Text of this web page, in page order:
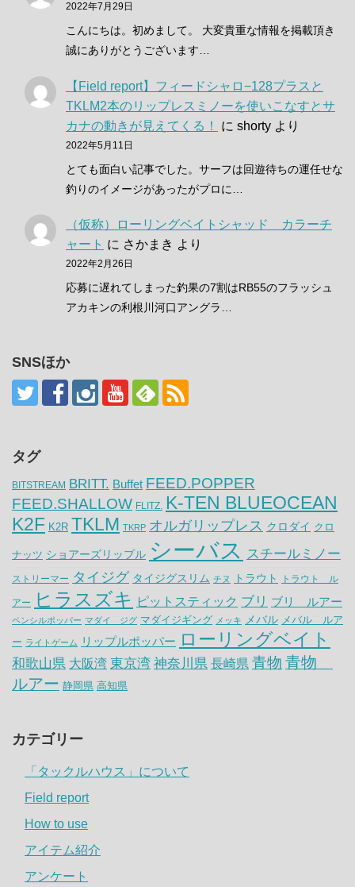
2022年7月29日
こんにちは。初めまして。 大変貴重な情報を掲載頂き
誠にありがとうございます…
【Field report】フィードシャロ−128プラスと
TKLM2本のリップレスミノーを使いこなすとサ
カナの動きが見えてくる！
に shorty より
2022年5月11日
とても面白い記事でした。サーフは回遊待ちの運任せな
釣りのイメージがあったがプロに…
（仮称）ローリングベイトシャッド カラーチ
ャート に さかまき より
2022年2月26日
応募に遅れてしまった釣果の7割はRB55のフラッシュ
アカキンの利根川河口アングラ…
SNSほか
タグ
BITSTREAM BRITT. Buffet FEED.POPPER
FEED.SHALLOW FLITZ. K-TEN BLUEOCEAN
K2F K2R TKLM TKRP オルガリップレス クロダイ クロ
ナッツ ショアーズリップル シーバス スチールミノー
ストリーマー タイジグ タイジグスリム チヌ トラウト トラウト ル
アー ヒラスズキ ピットスティック ブリ ブリ ルアー
ペンシルポッパー マダイ ジグ マダイジギング メッキ メバル メバル ルア
ー ライトゲーム リップルポッパー ローリングベイト
和歌山県 大阪湾 東京湾 神奈川県 長崎県 青物 青物
ルアー 静岡県 高知県
カテゴリー
「タックルハウス」について
Field report
How to use
アイテム紹介
アンケート